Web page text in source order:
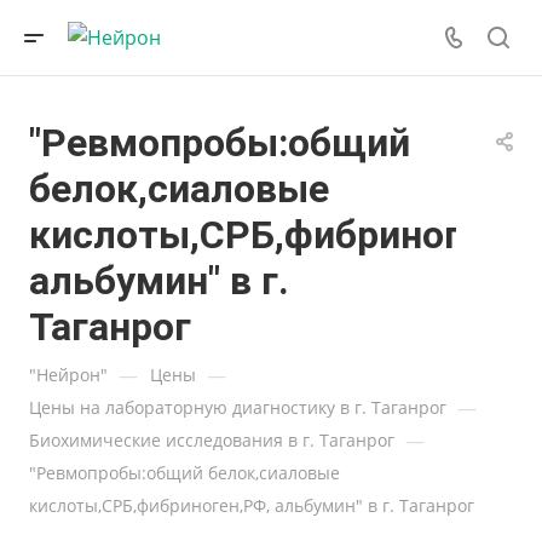
"Ревмопробы:общий
белок,сиаловые
альбумин" в г.
Таганрог
"Нейрон" — Цены —
Цены на лабораторную диагностику в г. Таганрог —
Биохимические исследования в г. Таганрог —
"Ревмопробы:общий белок,сиаловые
кислоты,СРБ,фибриноген,РФ, альбумин" в г. Таганрог